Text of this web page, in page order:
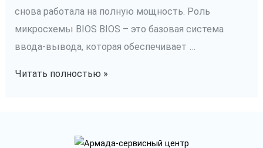
снова работала на полную мощность. Роль
микросхемы BIOS BIOS – это базовая система
ввода-вывода, которая обеспечивает …
Прошивка
Читать полностью »